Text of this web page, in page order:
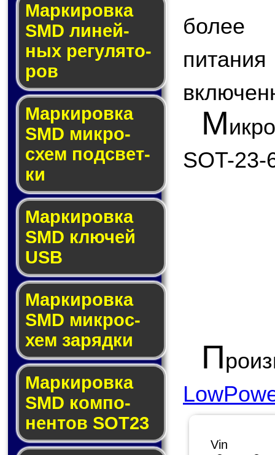
Маркировка
SMD ли­ней­
ных ре­гу­ля­то­
ров
Маркировка
SMD мик­ро­
схем под­свет­
ки
Маркировка
SMD клю­чей
USB
Маркировка
SMD мик­рос­
хем за­ряд­ки
Маркировка
SMD ком­по­
нен­тов SOT23
более
М
SOT-23-
П
Vin